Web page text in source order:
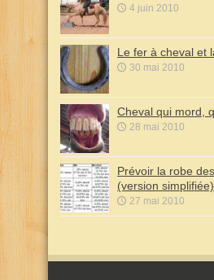
4 juin 2010
Le fer à cheval et
30 mai 2010
Cheval qui mord,
28 mai 2010
Prévoir la robe
(version simplifiée)
27 mai 2010